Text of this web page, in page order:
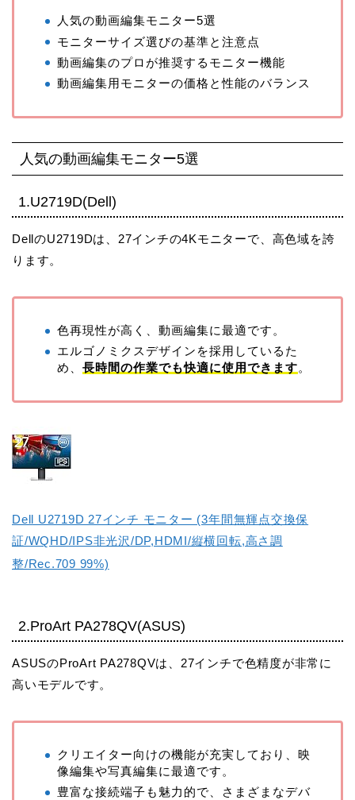
人気の動画編集モニター5選
モニターサイズ選びの基準と注意点
動画編集のプロが推奨するモニター機能
動画編集用モニターの価格と性能のバランス
人気の動画編集モニター5選
1.U2719D(Dell)
DellのU2719Dは、27インチの4Kモニターで、高色域を誇
ります。
色再現性が高く、動画編集に最適です。
エルゴノミクスデザインを採用しているた
め、 長時間の作業でも快適に使用できます。
Dell U2719D 27インチ モニター (3年間無輝点交換保
証/WQHD/IPS非光沢/DP,HDMI/縦横回転,高さ調
整/Rec.709 99%)
2.ProArt PA278QV(ASUS)
ASUSのProArt PA278QVは、27インチで色精度が非常に
高いモデルです。
クリエイター向けの機能が充実しており、映
像編集や写真編集に最適です。
豊富な接続端子も魅力的で、さまざまなデバ